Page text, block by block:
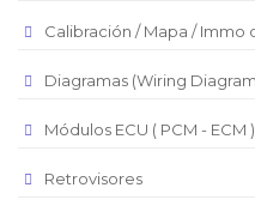
Real Brasilero
Calibración / Mapa / Immo
Diagramas (Wiring
Módulos ECU ( PCM - ECM )
Retrovisores